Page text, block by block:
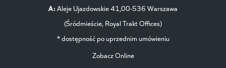
A: Aleje Ujazdowskie 41,00-536 Warszawa
(Śródmieście, Royal Trakt Offices)
* dostępność po uprzednim umówieniu
Zobacz Online